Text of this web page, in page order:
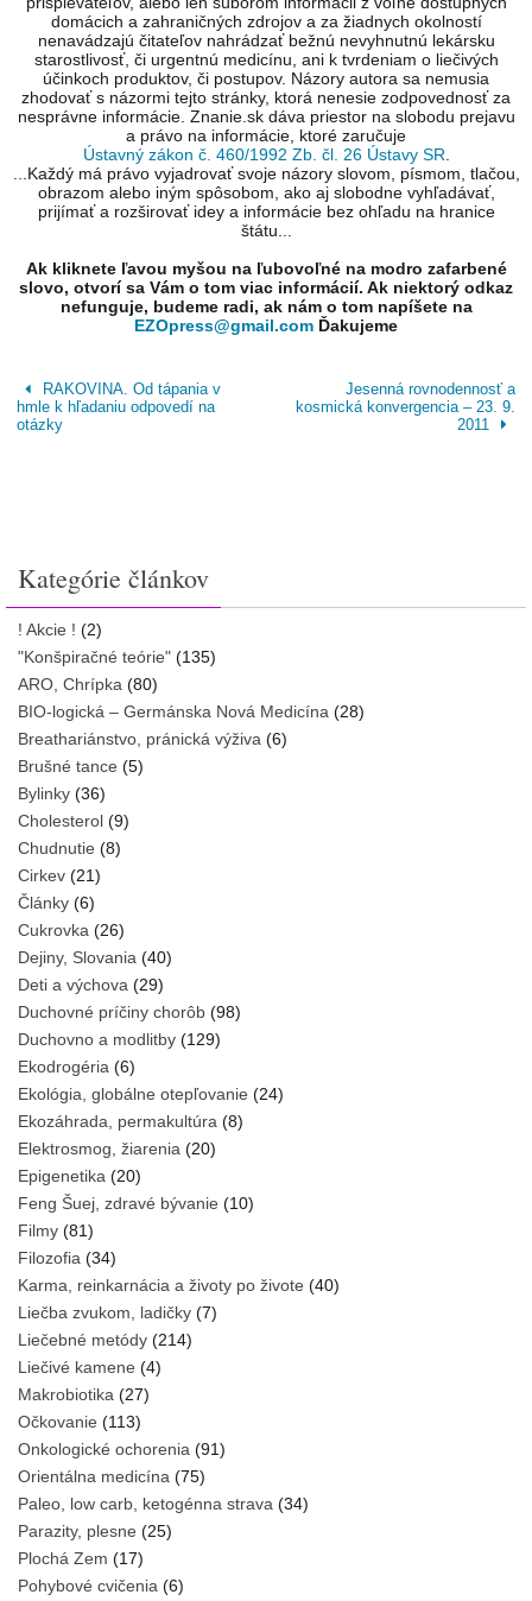
domácich a zahraničných zdrojov a za žiadnych okolností
nenavádzajú čitateľov nahrádzať bežnú nevyhnutnú lekársku
starostlivosť, či urgentnú medicínu, ani k tvrdeniam o liečivých
účinkoch produktov, či postupov. Názory autora sa nemusia
zhodovať s názormi tejto stránky, ktorá nenesie zodpovednosť za
nesprávne informácie. Znanie.sk dáva priestor na slobodu prejavu
a právo na informácie, ktoré zaručuje
Ústavný zákon č. 460/1992 Zb. čl. 26 Ústavy SR
...Každý má právo vyjadrovať svoje názory slovom, písmom, tlačou,
obrazom alebo iným spôsobom, ako aj slobodne vyhľadávať,
prijímať a rozširovať idey a informácie bez ohľadu na hranice
štátu...
Ak kliknete ľavou myšou na ľubovoľné na modro zafarbené
slovo, otvorí sa Vám o tom viac informácií. Ak niektorý odkaz
nefunguje, budeme radi, ak nám o tom napíšete na
EZOpress@gmail.com Ďakujeme
RAKOVINA. Od tápania v
hmle k hľadaniu odpovedí na
otázky
Jesenná rovnodennosť a
kosmická konvergencia – 23. 9.
2011
Kategórie článkov
! Akcie ! (2)
"Konšpiračné teórie" (135)
ARO, Chrípka (80)
BIO-logická – Germánska Nová Medicína (28)
Breathariánstvo, pránická výživa (6)
Brušné tance (5)
Bylinky (36)
Cholesterol (9)
Chudnutie (8)
Cirkev (21)
Články (6)
Cukrovka (26)
Dejiny, Slovania (40)
Deti a výchova (29)
Duchovné príčiny chorôb (98)
Duchovno a modlitby (129)
Ekodrogéria (6)
Ekológia, globálne otepľovanie (24)
Ekozáhrada, permakultúra (8)
Elektrosmog, žiarenia (20)
Epigenetika (20)
Feng Šuej, zdravé bývanie (10)
Filmy (81)
Filozofia (34)
Karma, reinkarnácia a životy po živote (40)
Liečba zvukom, ladičky (7)
Liečebné metódy (214)
Liečivé kamene (4)
Makrobiotika (27)
Očkovanie (113)
Onkologické ochorenia (91)
Orientálna medicína (75)
Paleo, low carb, ketogénna strava (34)
Parazity, plesne (25)
Plochá Zem (17)
Pohybové cvičenia (6)